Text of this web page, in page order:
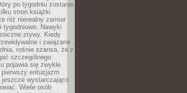
po tygodniu zostanie
stron książki
niż nierealny zamiar
tygodniowo. Nawyki
zrywy. Kiedy
i związane
rośnie szansa, że z
szczególnego
pojawia się zwykle
entuzjazm
wystarczająco
Wiele osób